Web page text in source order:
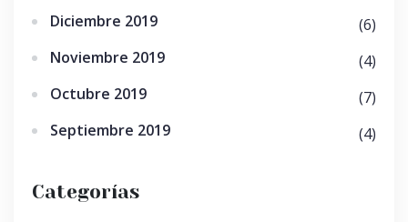
Diciembre 2019
(6)
Noviembre 2019
(4)
Octubre 2019
(7)
Septiembre 2019
(4)
Categorías